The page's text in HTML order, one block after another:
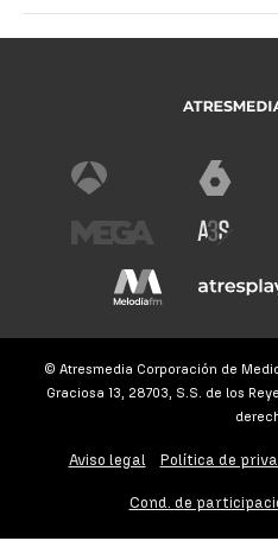
© Atresmedia Corporación de
Graciosa 13, 28703, S.S. de los
Aviso legal Política de
Cond. de